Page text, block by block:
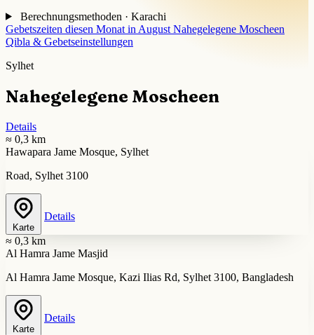
Berechnungsmethoden · Karachi
Gebetszeiten diesen Monat in August Nahegelegene Moscheen
Qibla & Gebetseinstellungen
Sylhet
Nahegelegene Moscheen
Details
≈ 0,3 km
Hawapara Jame Mosque, Sylhet
Road, Sylhet 3100
Karte
Details
≈ 0,3 km
Al Hamra Jame Masjid
Al Hamra Jame Mosque, Kazi Ilias Rd, Sylhet 3100, Bangladesh
Karte
Details